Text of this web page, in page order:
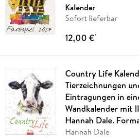
Kalender
Sofort lieferbar
12,00 €*
Country Life
Tierzeichnungen
Eintragungen in
Wandkalender mit
Hannah Dale.
Hannah Dale